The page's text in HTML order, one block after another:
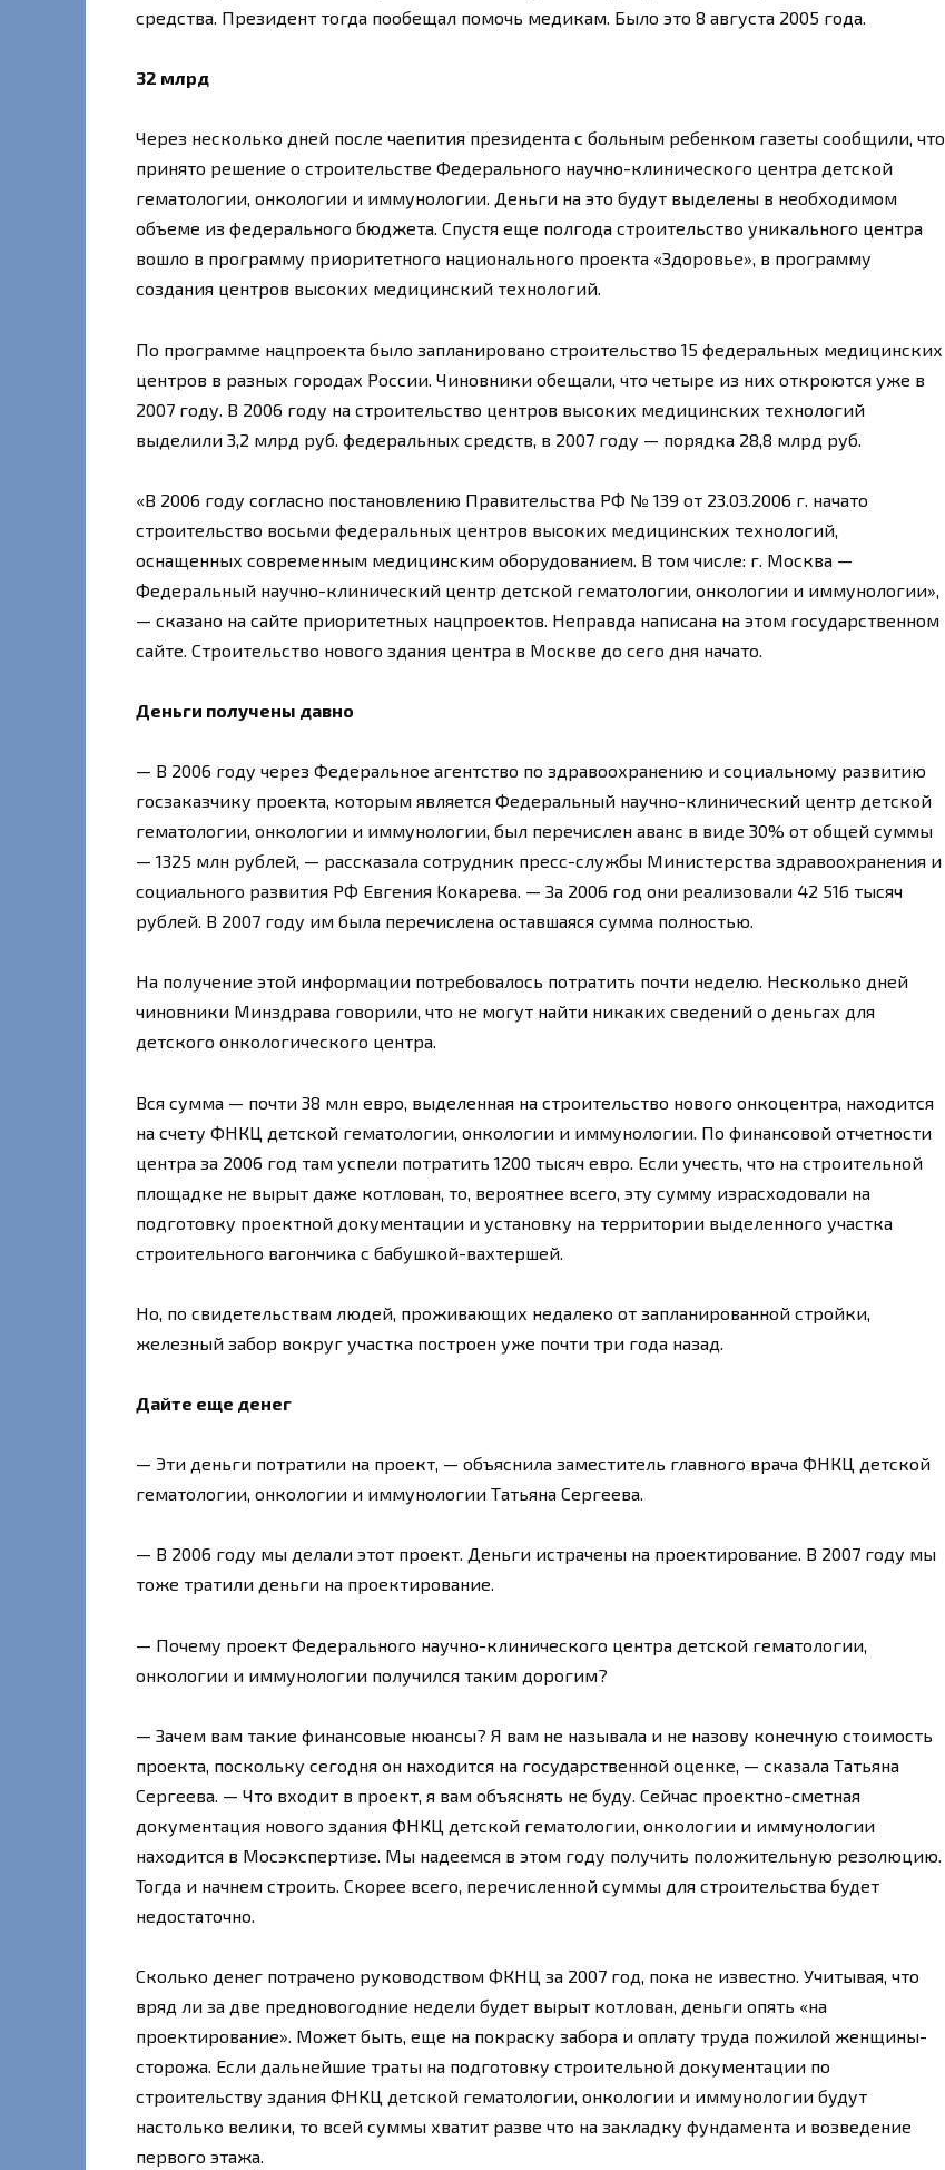
средства. Президент тогда пообещал помочь медикам. Было это 8 августа 2005 года.
32 млрд
Через несколько дней после чаепития президента с больным ребенком газеты сообщили, что
принято решение о строительстве Федерального научно-клинического центра детской
гематологии, онкологии и иммунологии. Деньги на это будут выделены в необходимом
объеме из федерального бюджета. Спустя еще полгода строительство уникального центра
вошло в программу приоритетного национального проекта «Здоровье», в программу
создания центров высоких медицинский технологий.
По программе нацпроекта было запланировано строительство 15 федеральных медицинских
центров в разных городах России. Чиновники обещали, что четыре из них откроются уже в
2007 году. В 2006 году на строительство центров высоких медицинских технологий
выделили 3,2 млрд руб. федеральных средств, в 2007 году — порядка 28,8 млрд руб.
«В 2006 году согласно постановлению Правительства РФ № 139 от 23.03.2006 г. начато
строительство восьми федеральных центров высоких медицинских технологий,
оснащенных современным медицинским оборудованием. В том числе: г. Москва —
Федеральный научно-клинический центр детской гематологии, онкологии и иммунологии»,
— сказано на сайте приоритетных нацпроектов. Неправда написана на этом государственном
сайте. Строительство нового здания центра в Москве до сего дня начато.
Деньги получены давно
— В 2006 году через Федеральное агентство по здравоохранению и социальному развитию
госзаказчику проекта, которым является Федеральный научно-клинический центр детской
гематологии, онкологии и иммунологии, был перечислен аванс в виде 30% от общей суммы
— 1325 млн рублей, — рассказала сотрудник пресс-службы Министерства здравоохранения и
социального развития РФ Евгения Кокарева. — За 2006 год они реализовали 42 516 тысяч
рублей. В 2007 году им была перечислена оставшаяся сумма полностью.
На получение этой информации потребовалось потратить почти неделю. Несколько дней
чиновники Минздрава говорили, что не могут найти никаких сведений о деньгах для
детского онкологического центра.
Вся сумма — почти 38 млн евро, выделенная на строительство нового онкоцентра, находится
на счету ФНКЦ детской гематологии, онкологии и иммунологии. По финансовой отчетности
центра за 2006 год там успели потратить 1200 тысяч евро. Если учесть, что на строительной
площадке не вырыт даже котлован, то, вероятнее всего, эту сумму израсходовали на
подготовку проектной документации и установку на территории выделенного участка
строительного вагончика с бабушкой-вахтершей.
Но, по свидетельствам людей, проживающих недалеко от запланированной стройки,
железный забор вокруг участка построен уже почти три года назад.
Дайте еще денег
— Эти деньги потратили на проект, — объяснила заместитель главного врача ФНКЦ детской
гематологии, онкологии и иммунологии Татьяна Сергеева.
— В 2006 году мы делали этот проект. Деньги истрачены на проектирование. В 2007 году мы
тоже тратили деньги на проектирование.
— Почему проект Федерального научно-клинического центра детской гематологии,
онкологии и иммунологии получился таким дорогим?
— Зачем вам такие финансовые нюансы? Я вам не называла и не назову конечную стоимость
проекта, поскольку сегодня он находится на государственной оценке, — сказала Татьяна
Сергеева. — Что входит в проект, я вам объяснять не буду. Сейчас проектно-сметная
документация нового здания ФНКЦ детской гематологии, онкологии и иммунологии
находится в Мосэкспертизе. Мы надеемся в этом году получить положительную резолюцию.
Тогда и начнем строить. Скорее всего, перечисленной суммы для строительства будет
недостаточно.
Сколько денег потрачено руководством ФКНЦ за 2007 год, пока не известно. Учитывая, что
вряд ли за две предновогодние недели будет вырыт котлован, деньги опять «на
проектирование». Может быть, еще на покраску забора и оплату труда пожилой женщины-
сторожа. Если дальнейшие траты на подготовку строительной документации по
строительству здания ФНКЦ детской гематологии, онкологии и иммунологии будут
настолько велики, то всей суммы хватит разве что на закладку фундамента и возведение
первого этажа.